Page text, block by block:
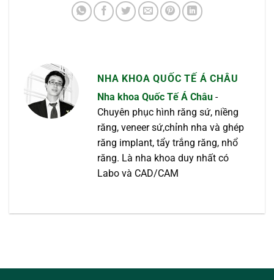
NHA KHOA QUỐC TẾ Á CHÂU
Nha khoa Quốc Tế Á Châu -
Chuyên phục hình răng sứ, niềng
răng, veneer sứ,chỉnh nha và ghép
răng implant, tẩy trắng răng, nhổ
răng. Là nha khoa duy nhất có
Labo và CAD/CAM